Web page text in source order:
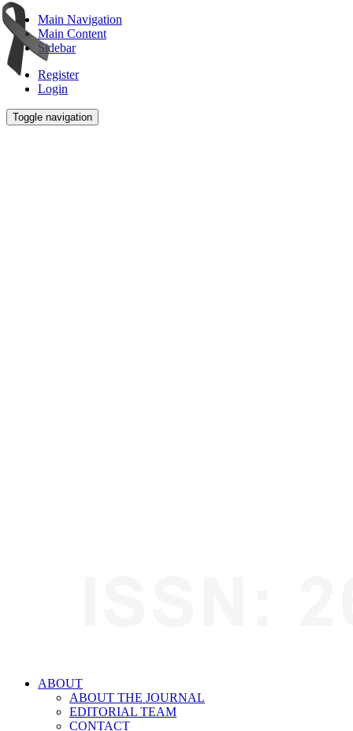
Main Navigation
Main Content
Sidebar
Register
Login
Toggle navigation
ABOUT
ABOUT THE JOURNAL
EDITORIAL TEAM
CONTACT